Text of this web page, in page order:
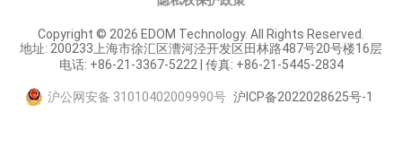
Copyright © 2026 EDOM Technology. All Rights Reserved.
地址: 200233上海市徐汇区漕河泾开发区田林路487号20号楼16层
电话: +86-21-3367-5222 | 传真: +86-21-5445-2834
沪公网安备 31010402009990号 沪ICP备2022028625号-1